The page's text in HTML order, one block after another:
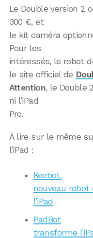
Le Double version 2
300 €, et
le kit caméra
Pour les
intéressés, le robot
le site officiel de
Attention, le Double
ni l’iPad
Pro.
À lire sur le même
l’iPad :
Keebot,
nouveau
l’iPad
PadBot
transforme